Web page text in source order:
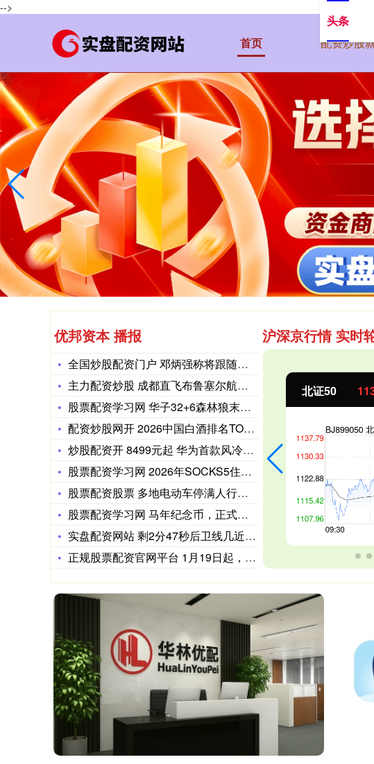
-->
首页 配资炒股
优邦资本 播报
全国炒股配资门户 邓炳强称将跟随国家政策决定对日措施
主力配资炒股 成都直飞布鲁塞尔航线3月26日首航 成都至欧洲
股票配资学习网 华子32+6森林狼末节逆转马刺 兰德尔22+
配资炒股网开 2026中国白酒排名TOP10出炉！茅台领跑，
炒股配资开 8499元起 华为首款风冷散热手机！华为Mate
股票配资学习网 2026年SOCKS5住宅代理IP选购指南：
股票配资股票 多地电动车停满人行道，把人逼到路上，如何破局？
股票配资学习网 马年纪念币，正式发行！
实盘配资网站 剩2分47秒后卫线几近崩盘，郭士强才想起板凳上
正规股票配资官网平台 1月19日起，铁路12306推出误购限
沪深京行情 实时
沪深300 4694.44 43.13 0.93% 北证50
头条